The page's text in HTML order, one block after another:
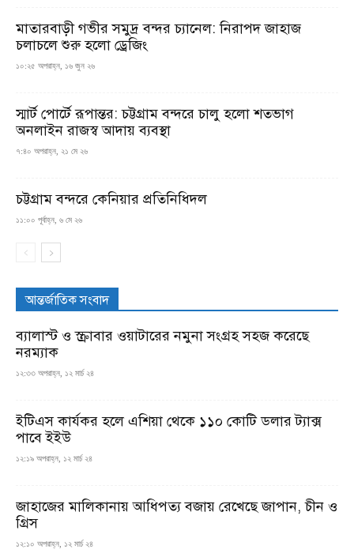
মাতারবাড়ী গভীর সমুদ্র বন্দর চ্যানেল: নিরাপদ জাহাজ
চলাচলে শুরু হলো ড্রেজিং
১০:২৫ অপরাহ্ন, ১৬ জুন ২৬
স্মার্ট পোর্টে রূপান্তর: চট্টগ্রাম বন্দরে চালু হলো শতভাগ
অনলাইন রাজস্ব আদায় ব্যবস্থা
৭:৪০ অপরাহ্ন, ২১ মে ২৬
চট্টগ্রাম বন্দরে কেনিয়ার প্রতিনিধিদল
১১:০০ পূর্বাহ্ন, ৬ মে ২৬
আন্তর্জাতিক সংবাদ
ব্যালাস্ট ও স্ক্রাবার ওয়াটারের নমুনা সংগ্রহ সহজ করেছে
নরম্যাক
১২:৩৩ অপরাহ্ন, ১২ মার্চ ২৪
ইটিএস কার্যকর হলে এশিয়া থেকে ১১০ কোটি ডলার ট্যাক্স
পাবে ইইউ
১২:১৯ অপরাহ্ন, ১২ মার্চ ২৪
জাহাজের মালিকানায় আধিপত্য বজায় রেখেছে জাপান, চীন ও
গ্রিস
১২:১০ অপরাহ্ন, ১২ মার্চ ২৪